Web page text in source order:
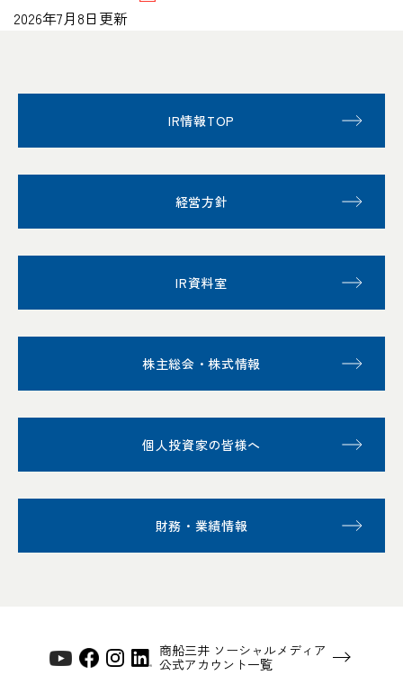
2026年7月8日更新
IR情報TOP
経営方針
IR資料室
株主総会・株式情報
個人投資家の皆様へ
財務・業績情報
商船三井 ソーシャルメディア
公式アカウント一覧